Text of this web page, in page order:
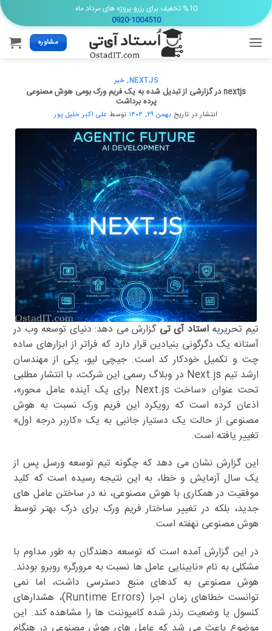
Skip
to
content
%10 تخفیف برای رزرو پروژه های مرداد ماه
0920-1004510
مشاوره
NEXTJS
, خبر
nextjs در گزارشی از تبدیل شده به یک فریم ورک بومی هوش مصنوعی
پرده برداشت
انتشار در تاریخ بهمن ۲۹, ۱۴۰۴ توسط علی اکبر خلیل پور
تیم تحریریهاستاد آی تی گزارش می دهد: دنیای توسعه وب در
آستانه یک دگرگونی بنیادین قرار دارد که فراتر از ابزارهای ساده
چت و تکمیل خودکار کد است. جیچی لیو، یکی از مهندسان
ارشد تیم Next.js در وبلاگ رسمی این شرکت، با انتشار مطلبی
تحت عنوان «ساخت Next.js برای یک آینده عامل محور»،
اذعان کرده است که رویکرد این فریم ورک نسبت به هوش
مصنوعی از حالت یک دستیار جانبی به یک «کاربر درجه اول»
تغییر یافته است.
این گزارش نشان می دهد که چگونه تیم توسعه ورسل پس از
یک سال آزمایش و خطا، به این نتیجه رسیده است که کلید
موفقیت در همکاری با هوش مصنوعی، نه در ساختن عامل های
جدید، بلکه در تغییر ساختار فریم ورک برای درک بهتر توسط
هوش مصنوعی نهفته است.
در این گزارش آمده است که توسعه دهندگان به طور مداوم با
مشکلی به نام «نابینایی عامل ها نسبت به مرورگر» روبرو بودند.
هوش مصنوعی به کدهای منبع دسترسی داشت، اما نمی
توانست خطاهای زمان اجرا (Runtime Errors)، هشدارهای
کنسول یا وضعیت رندر شده کامپوننت ها را مشاهده کند. این